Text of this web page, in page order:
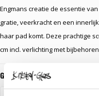
Engmans creatie de essentie
gratie, veerkracht en een
haar pad komt. Deze prachtige
cm incl. verlichting met
Gerelateerde glaskunst